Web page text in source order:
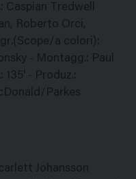
Caspian Tredwell
Roberto Orci,
a colori):
- Montagg.: Paul
135' - Produz.:
Parkes
Johansson